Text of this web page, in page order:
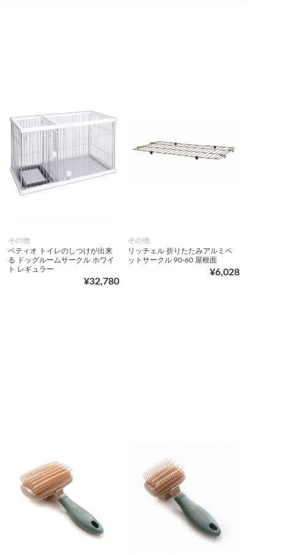
その他
ペティオ トイレのしつけが出来
る ドッグルームサークル ホワイ
ト レギュラー
¥32,780
その他
リッチェル 折りたたみアルミペ
ットサークル 90-60 屋根面
¥6,028